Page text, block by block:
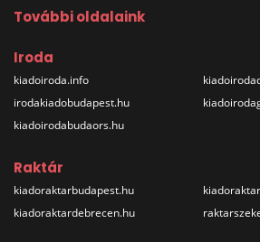
További oldalaink
Iroda
kiadoiroda.info
irodakiadobudapest.hu
kiadoirodabudaors.hu
Raktár
kiadoraktarbudapest.hu
kiadoraktardebrecen.hu